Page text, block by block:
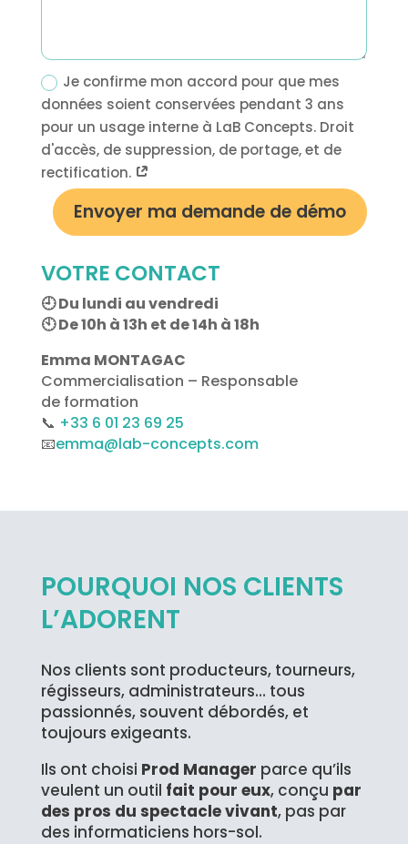
Je confirme mon accord pour que mes
données soient conservées pendant 3 ans
pour un usage interne à LaB Concepts. Droit
d'accès, de suppression, de portage, et de
rectification.
Envoyer ma demande de démo
VOTRE CONTACT
🕘 Du lundi au vendredi
🕙 De 10h à 13h et de 14h à 18h
Emma MONTAGAC
Commercialisation – Responsable
de formation
📞 +33 6 01 23 69 25
📧emma@lab-concepts.com
POURQUOI NOS CLIENTS
L’ADORENT
Nos clients sont producteurs, tourneurs,
régisseurs, administrateurs… tous
passionnés, souvent débordés, et
toujours exigeants.
Ils ont choisi Prod Manager parce qu’ils
veulent un outil fait pour eux, conçu par
des pros du spectacle vivant, pas par
des informaticiens hors-sol.